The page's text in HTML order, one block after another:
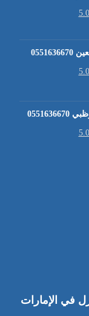
في الإمارات